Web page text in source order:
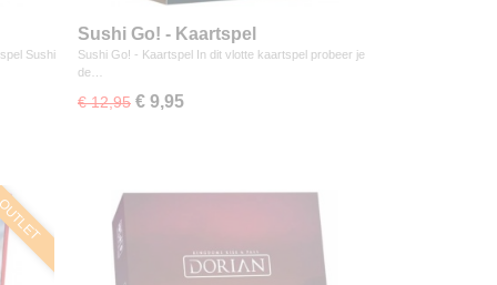
Sushi
Sushi Go! - Kaartspel
Sushi Go! - Kaartspel In dit vlotte kaartspel probeer je
de…
€ 12,95 € 9,95